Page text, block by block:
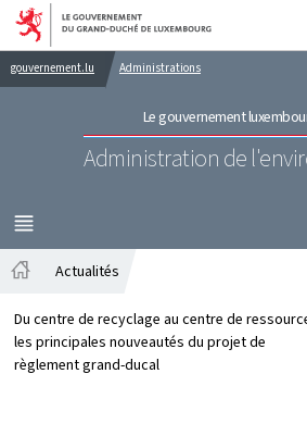
Aller au menu
Aller au contenu
gouvernement.lu Administrations
Le gouvernement
Administration de
MENU
PRINCIPAL
Actualités
Du centre de recyclage au centre de
les principales nouveautés du projet de
règlement grand-ducal